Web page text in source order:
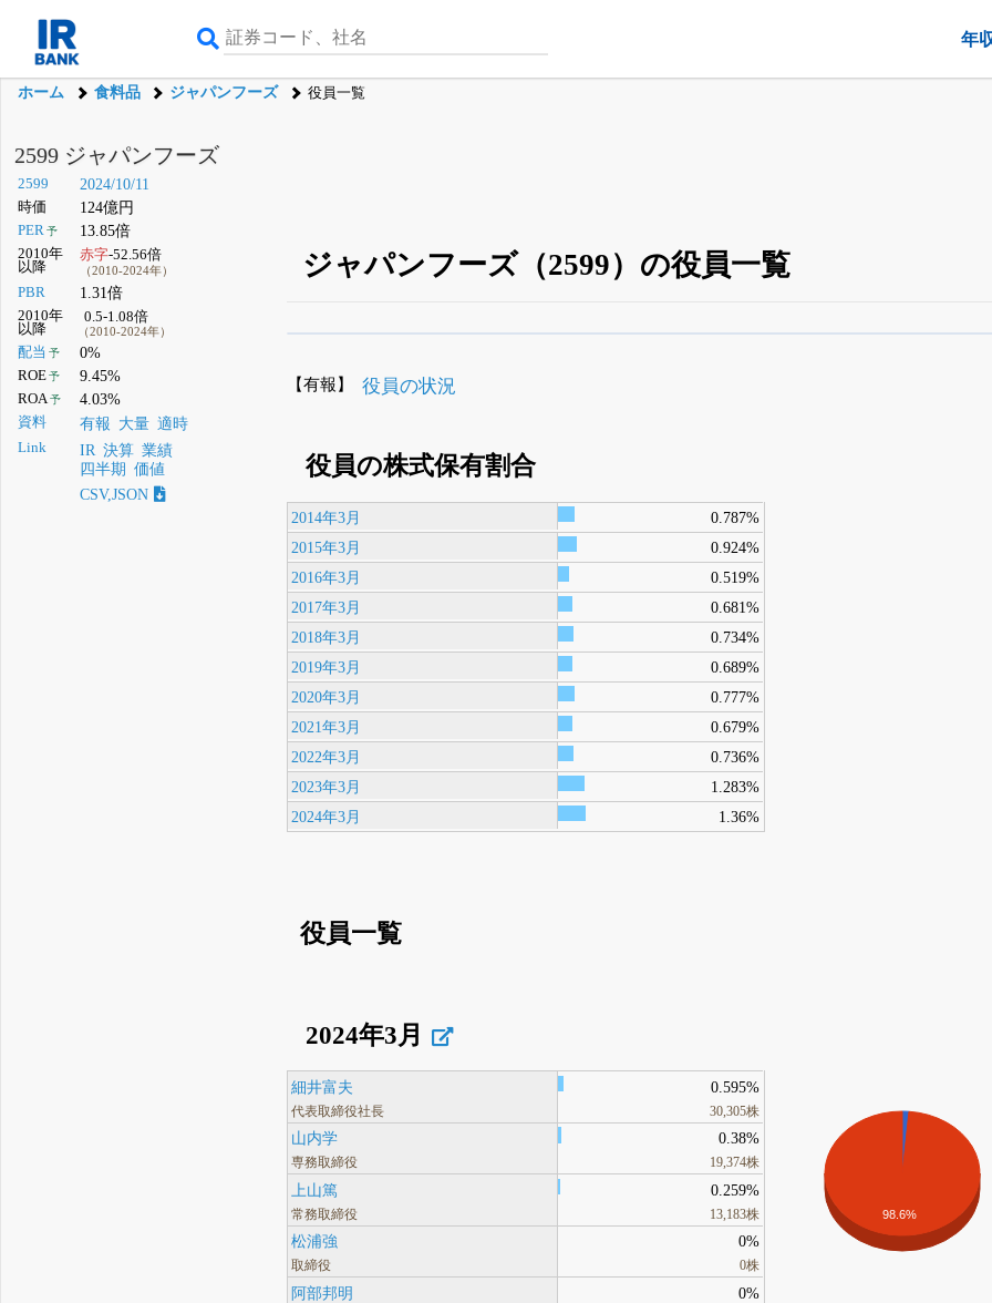
年
ホーム 食料品 ジャパンフーズ 役員一覧
2599 ジャパンフーズ
2599 2024/10/11
時価 124億円
PER予 13.85倍
2010年
以降
赤字-52.56倍
（2010-2024年）
PBR 1.31倍
2010年
以降
0.5-1.08倍
（2010-2024年）
配当 予 0%
ROE予 9.45%
ROA 予 4.03%
資料 有報 大量 適時
Link IR 決算 業績
四半期 価値
CSV,JSON
ジャパンフーズ（2599）の役員一覧
無料でβ版をはじめる
【有報】 役員の状況
役員の株式保有割合
2014年3月
0.787%
2015年3月
0.924%
2016年3月
0.519%
2017年3月
0.681%
2018年3月
0.734%
2019年3月
0.689%
2020年3月
0.777%
2021年3月
0.679%
2022年3月
0.736%
2023年3月
1.283%
2024年3月
1.36%
役員一覧
2024年3月
細井富夫
代表取締役社長
0.595%
30,305株
山内学
専務取締役
0.38%
19,374株
上山篤
常務取締役
0.259%
13,183株
松浦強
取締役
0%
0株
阿部邦明 0%
98.6%